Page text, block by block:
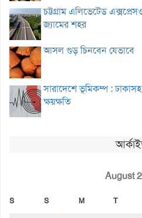
চট্টগ্রাম এলিভেটেড
জ্যামের শহর
আসল গুড় চিনবেন যেভাবে
সারাদেশে ভূমিকম্প :
ক্ষয়ক্ষতি
August
S S M T